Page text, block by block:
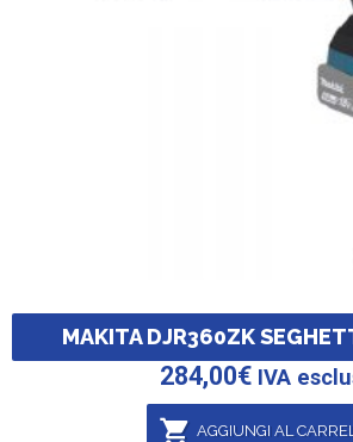
MAKITA DJR360ZK
284,00€ IVA
AGGIUNGI AL